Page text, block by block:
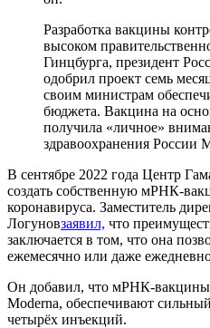
Разработка вакцины
высоком
Гинцбурга, президент
одобрил проект семь
своим министрам
бюджета. Вакцина на
получила «личное»
здравоохранения
В сентябре 2022 года Центр
создать собственную мРНК-
коронавируса. Заместитель
Логуновзаявил, что
заключается в том, что она
ежемесячно или даже
Он добавил, что мРНК-
Moderna, обеспечивают
четырёх инъекций.